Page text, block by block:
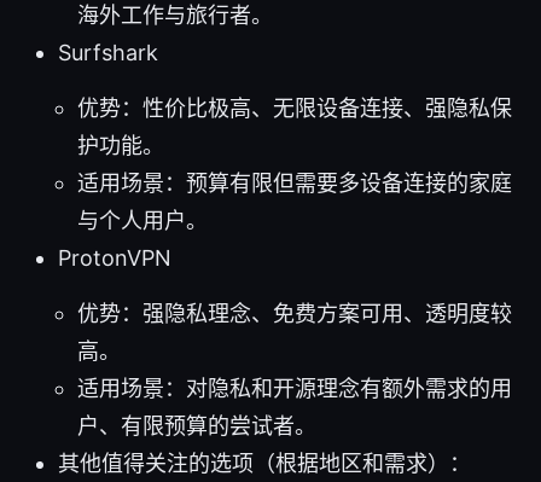
海外工作与旅行者。
Surfshark
优势：性价比极高、无限设备连接、强隐私保
护功能。
适用场景：预算有限但需要多设备连接的家庭
与个人用户。
ProtonVPN
优势：强隐私理念、免费方案可用、透明度较
高。
适用场景：对隐私和开源理念有额外需求的用
户、有限预算的尝试者。
其他值得关注的选项（根据地区和需求）：